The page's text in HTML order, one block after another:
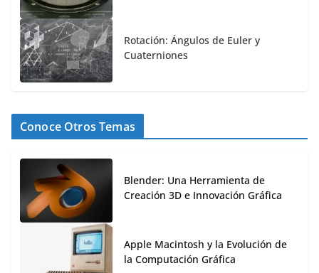
Rotación: Ángulos de Euler y
Cuaterniones
Conoce Otros Temas
Blender: Una Herramienta de
Creación 3D e Innovación Gráfica
Apple Macintosh y la Evolución de
la Computación Gráfica